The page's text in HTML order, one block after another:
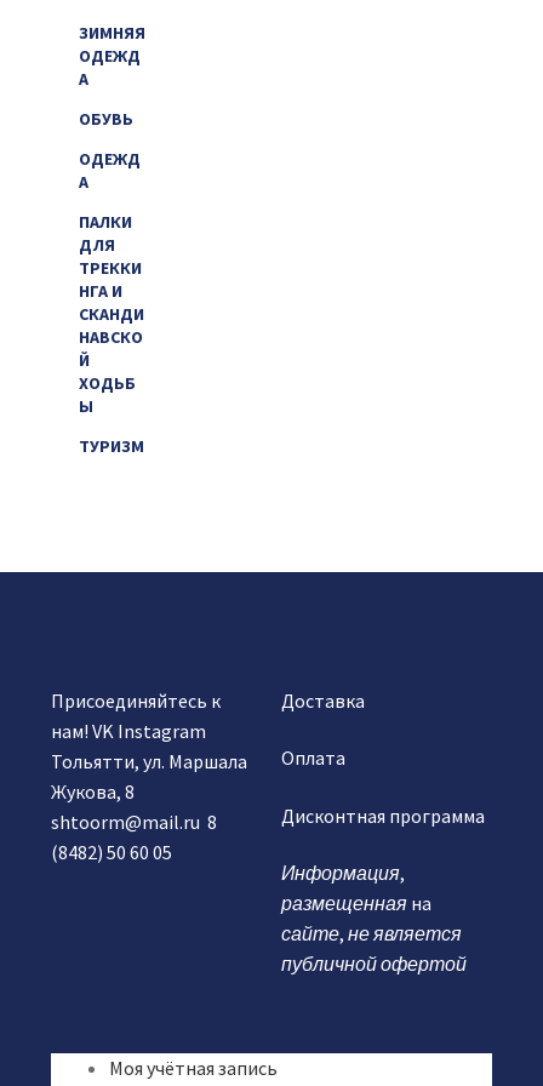
ЗИМНЯЯ
ОДЕЖД
А
ОБУВЬ
ОДЕЖД
А
ПАЛКИ
ДЛЯ
ТРЕККИ
НГА И
СКАНДИ
НАВСКО
Й
ХОДЬБ
Ы
ТУРИЗМ
Присоединяйтесь к
нам! VK Instagram
Тольятти, ул. Маршала
Жукова, 8
shtoorm@mail.ru 8
(8482) 50 60 05
Доставка
Оплата
Дисконтная программа
Информация,
размещеннаяна
сайте, не является
публичной офертой
Моя учётная запись